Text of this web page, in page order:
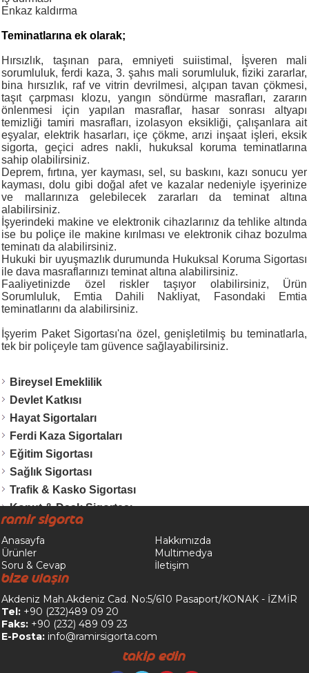
Enkaz kaldırma
Teminatlarına ek olarak;
Hırsızlık, taşınan para, emniyeti suiistimal, İşveren mali
sorumluluk, ferdi kaza, 3. şahıs mali sorumluluk, fiziki zararlar,
bina hırsızlık, raf ve vitrin devrilmesi, alçıpan tavan çökmesi,
taşıt çarpması klozu, yangın söndürme masrafları, zararın
önlenmesi için yapılan masraflar, hasar sonrası altyapı
temizliği tamiri masrafları, izolasyon eksikliği, çalışanlara ait
eşyalar, elektrik hasarları, içe çökme, arızi inşaat işleri, eksik
sigorta, geçici adres nakli, hukuksal koruma teminatlarına
sahip olabilirsiniz.
Deprem, fırtına, yer kayması, sel, su baskını, kazı sonucu yer
kayması, dolu gibi doğal afet ve kazalar nedeniyle işyerinize
ve mallarınıza gelebilecek zararları da teminat altına
alabilirsiniz.
İşyerindeki makine ve elektronik cihazlarınız da tehlike altında
ise bu poliçe ile makine kırılması ve elektronik cihaz bozulma
teminatı da alabilirsiniz.
Hukuki bir uyuşmazlık durumunda Hukuksal Koruma Sigortası
ile dava masraflarınızı teminat altına alabilirsiniz.
Faaliyetinizde özel riskler taşıyor olabilirsiniz, Ürün
Sorumluluk, Emtia Dahili Nakliyat, Fasondaki Emtia
teminatlarını da alabilirsiniz.
İşyerim Paket Sigortası'na özel, genişletilmiş bu teminatlarla,
tek bir poliçeyle tam güvence sağlayabilirsiniz.
Bireysel Emeklilik
Devlet Katkısı
Hayat Sigortaları
Ferdi Kaza Sigortaları
Eğitim Sigortası
Sağlık Sigortası
Trafik & Kasko Sigortası
Konut & Dask Sigortası
İşyeri Sigortaları
Tekne & Nakliyat Sigortası
Ramir Sigorta
Anasayfa
Hakkımızda
Ürünler
Multimedya
Soru & Cevap
İletişim
Bize Ulaşın
Akdeniz Mah.Akdeniz Cad. No:5/610 Pasaport/KONAK - İZMİR
Tel: +90 (232)489 09 20
Faks: +90 (232) 489 09 23
E-Posta: info@ramirsigorta.com
Takip Edin